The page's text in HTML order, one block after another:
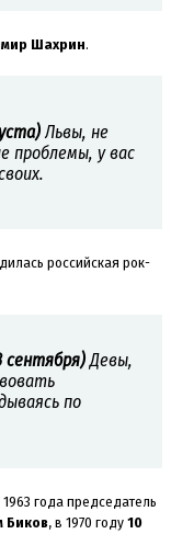
Шахрин.
Львы, не
проблемы, у вас
российская рок-
сентября)Девы,
по
1963 года председатель
Биков, в 1970 году10